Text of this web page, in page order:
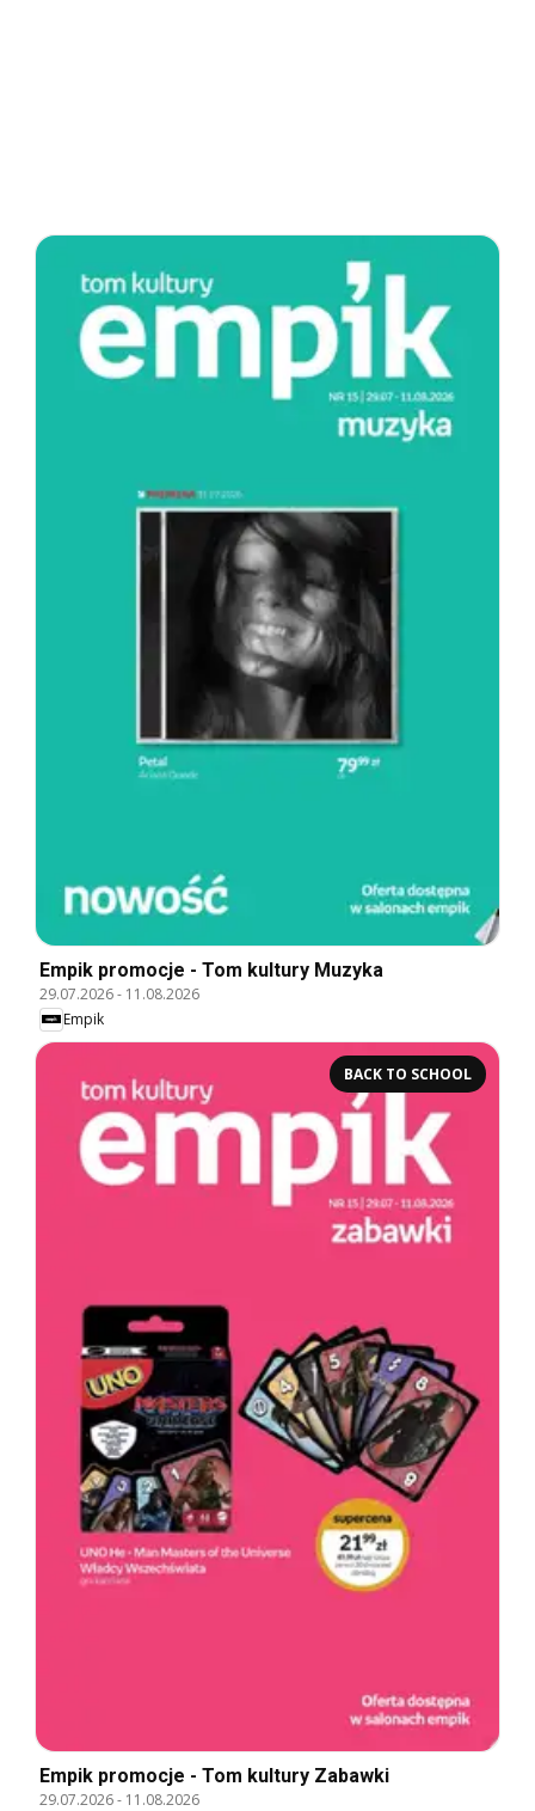
Empik promocje - Tom kultury Muzyka
29.07.2026- 11.08.2026
Empik
BACK TO SCHOOL
Empik promocje - Tom kultury Zabawki
29.07.2026- 11.08.2026